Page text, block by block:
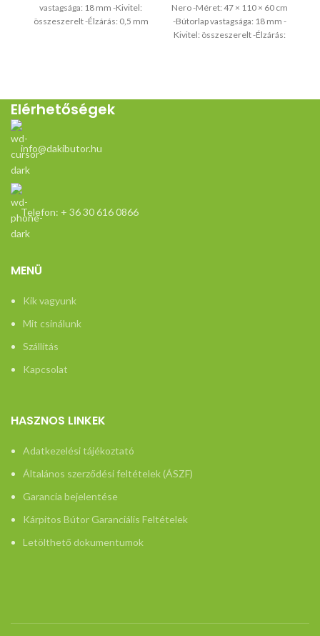
vastagsága: 18 mm -Kivitel:
összeszerelt -Élzárás: 0,5 mm
Nero -Méret: 47 × 110 × 60 cm
-Bútorlap vastagsága: 18 mm -
Kivitel: összeszerelt -Élzárás:
Elérhetőségek
info@dakibutor.hu
Telefon: + 36 30 616 0866
MENÜ
Kik vagyunk
Mit csinálunk
Szállítás
Kapcsolat
HASZNOS LINKEK
Adatkezelési tájékoztató
Általános szerződési feltételek (ÁSZF)
Garancia bejelentése
Kárpitos Bútor Garanciális Feltételek
Letölthető dokumentumok